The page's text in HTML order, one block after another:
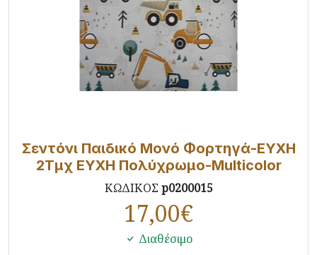
Σεντόνι Παιδικό Μονό Φορτηγά-ΕΥΧΗ
2Τμχ ΕΥΧΗ Πολύχρωμο-Multicolor
ΚΩΔΙΚΟΣ p0200015
17,00€
Διαθέσιμο